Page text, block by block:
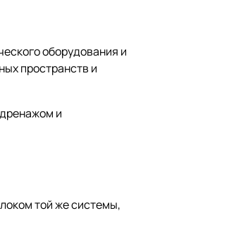
оборудования и
пространств и
и
той же системы,